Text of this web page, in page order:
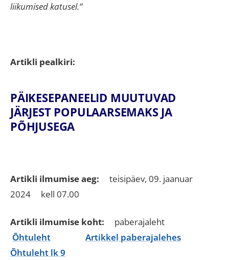
liikumised katusel.”
Artikli pealkiri:
PÄIKESEPANEELID MUUTUVAD
JÄRJEST POPULAARSEMAKS JA
PÕHJUSEGA
Artikli ilmumise aeg:
teisipäev, 09. jaanuar
2024 kell 07.00
Artikli ilmumise koht:
paberajaleht
Õhtuleht
Artikkel paberajalehes
Õhtuleht lk 9